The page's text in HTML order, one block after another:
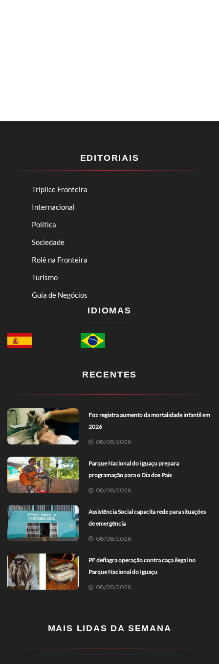
EDITORIAIS
Tríplice Fronteira
Internacional
Política
Sociedade
Rolê na Fronteira
Turismo
Guia de Negócios
IDIOMAS
RECENTES
Foz registra aumento da mortalidade infantil em
2026
08/08/2026
Parque Nacional do Iguaçu prepara
programação para o Dia dos Pais
08/08/2026
Assistência Social capacita rede para situações
de emergência
08/08/2026
PF deflagra operação contra caça ilegal no
Parque Nacional do Iguaçu
08/08/2026
MAIS LIDAS DA SEMANA